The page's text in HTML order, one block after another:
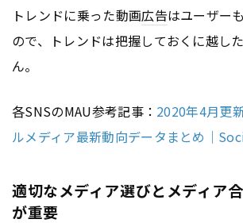
トレンドに乗った動画広告はユーザー
ので、トレンドは把握しておくに越し
ん。
各SNSのMAU参考記事： 2020年4月更
ルメディア最新動向データまとめ｜
適切なメディア選びとメディア
が重要